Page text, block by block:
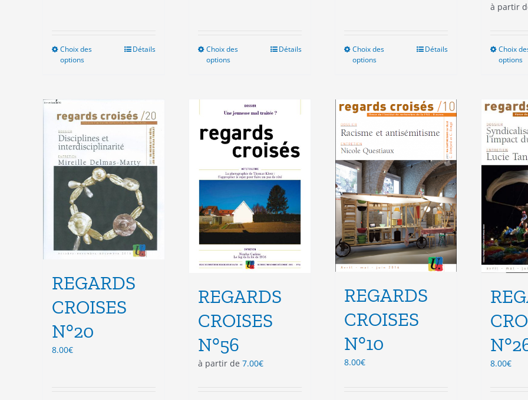
Choix des
options
Les
options
peuvent
être
choisies
sur
produit
Détails
Choix des
options
Les
options
peuvent
être
choisies
sur
page
du
produit
Détails
Choix des
options
variations.
Les
options
choisies
sur
la
page
du
produit
Détails
à partir
Choix
options
REGARDS
CROISES
N°20
8.00€
REGARDS
CROISES
N°56
à partir de 7.00€
REGARDS
CROISES
N°10
8.00€ 8.00€